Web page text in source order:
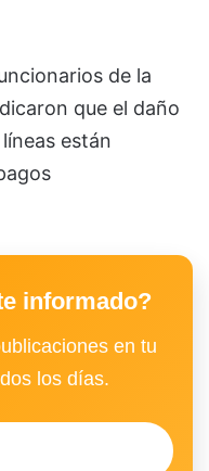
de la
que el daño
están
informado?
en tu
los días.